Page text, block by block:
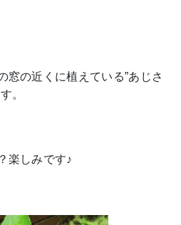
窓の近くに植えている”あじさ
。
楽しみです♪